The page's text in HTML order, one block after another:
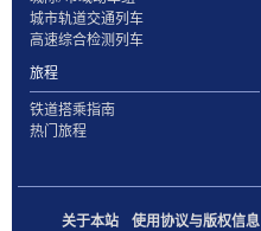
城市轨道交通列车
高速综合检测列车
旅程
铁道搭乘指南
热门旅程
关于本站 使用协议与版权信息